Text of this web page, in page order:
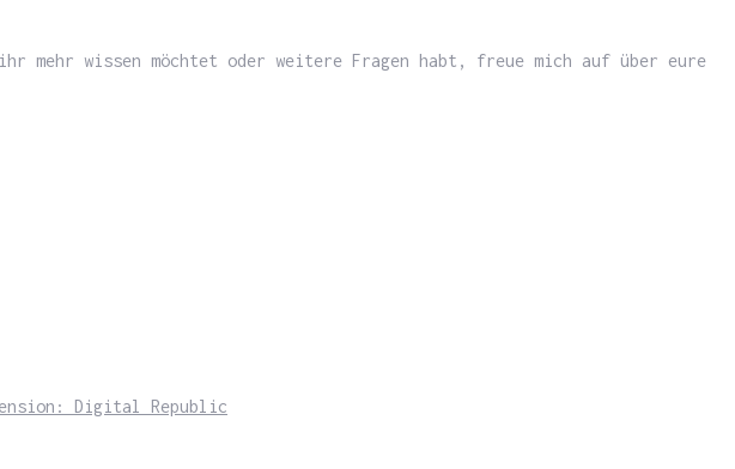
mehr wissen möchtet oder weitere Fragen habt, freue mich auf über eure
Digital Republic